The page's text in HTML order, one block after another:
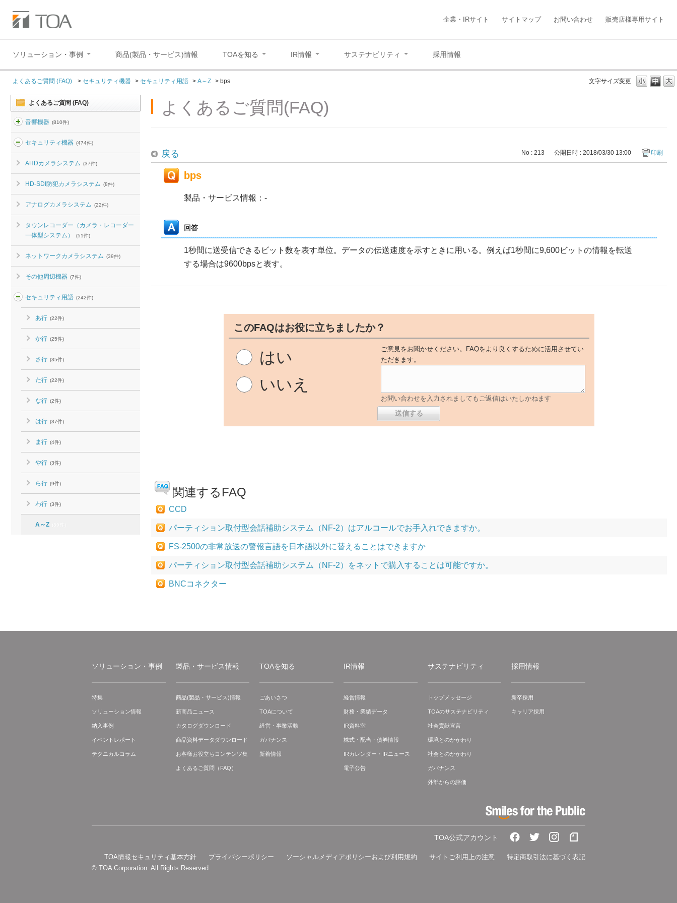
企業・IRサイト サイトマップ お問い合わせ 販売店様専用サイト
ソリューション・事例 商品(製品・サービス)情報 TOAを知る IR情報 サステナビリティ 採用情報
文字サイズ変更
よくあるご質問 (FAQ) > セキュリティ機器 > セキュリティ用語 > A～Z > bps
よくあるご質問 (FAQ)
音響機器 (810件)
セキュリティ機器 (474件)
AHDカメラシステム (37件)
HD-SDI防犯カメラシステム (8件)
アナログカメラシステム (22件)
タウンレコーダー（カメラ・レコーダー
一体型システム）
(51件)
ネットワークカメラシステム (39件)
その他周辺機器 (7件)
セキュリティ用語 (242件)
あ行 (22件)
か行 (25件)
さ行 (35件)
た行 (22件)
な行 (2件)
は行 (37件)
ま行 (4件)
や行 (3件)
ら行 (9件)
わ行 (3件)
A～Z
よくあるご質問(FAQ)
戻る No : 213 公開日時 : 2018/03/30 13:00 印刷
bps
製品・サービス情報：-
回答
1秒間に送受信できるビット数を表す単位。データの伝送速度を示すときに用いる。例えば1秒間に9,600ビットの情報を転送
する場合は9600bpsと表す。
このFAQはお役に立ちましたか？
はい
いいえ
ご意見をお聞かせください。FAQをより良くするために活用させてい
ただきます。
お問い合わせを入力されましてもご返信はいたしかねます
関連するFAQ
CCD
パーティション取付型会話補助システム（NF-2）はアルコールでお手入れできますか。
FS-2500の非常放送の警報言語を日本語以外に替えることはできますか
パーティション取付型会話補助システム（NF-2）をネットで購入することは可能ですか。
BNCコネクター
ソリューション・事例
特集
ソリューション情報
納入事例
イベントレポート
テクニカルコラム
製品・サービス情報
商品(製品・サービス)情報
新商品ニュース
カタログダウンロード
商品資料データダウンロード
お客様お役立ちコンテンツ集
よくあるご質問（FAQ）
TOAを知る
ごあいさつ
TOAについて
経営・事業活動
ガバナンス
新着情報
IR情報
経営情報
財務・業績データ
IR資料室
株式・配当・債券情報
IRカレンダー・IRニュース
電子公告
サステナビリティ
トップメッセージ
TOAのサステナビリティ
社会貢献宣言
環境とのかかわり
社会とのかかわり
ガバナンス
外部からの評価
採用情報
新卒採用
キャリア採用
TOA公式アカウント
TOA情報セキュリティ基本方針 プライバシーポリシー ソーシャルメディアポリシーおよび利用規約 サイトご利用上の注意
特定商取引法に基づく表記
© TOA Corporation. All Rights Reserved.